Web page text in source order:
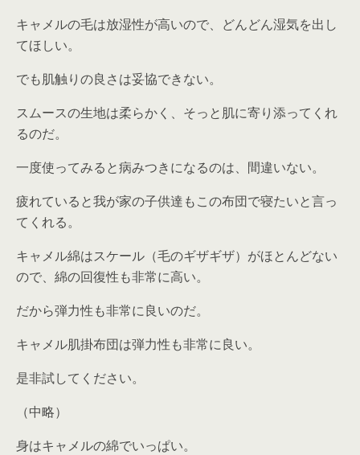
キャメルの毛は放湿性が高いので、どんどん湿気を出し
てほしい。
でも肌触りの良さは妥協できない。
スムースの生地は柔らかく、そっと肌に寄り添ってくれ
るのだ。
一度使ってみると病みつきになるのは、間違いない。
疲れていると我が家の子供達もこの布団で寝たいと言っ
てくれる。
キャメル綿はスケール（毛のギザギザ）がほとんどない
ので、綿の回復性も非常に高い。
だから弾力性も非常に良いのだ。
キャメル肌掛布団は弾力性も非常に良い。
是非試してください。
（中略）
身はキャメルの綿でいっぱい。